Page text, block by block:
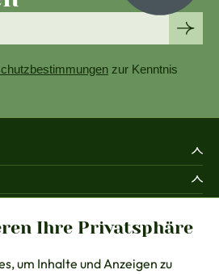
zur Kenntnis
Ihre Privatsphäre
um Inhalte und Anzeigen zu